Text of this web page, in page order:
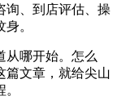
询、到店评估、操
。
从哪开始。怎么
篇文章，就给尖山